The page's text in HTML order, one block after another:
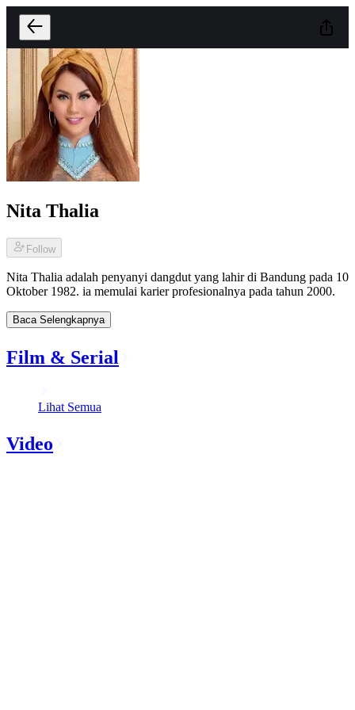
Nita Thalia
Follow
Nita Thalia adalah penyanyi dangdut yang lahir di Bandung pada 10
Oktober 1982. ia memulai karier profesionalnya pada tahun 2000.
Baca Selengkapnya
Film & Serial
Lihat Semua
Video